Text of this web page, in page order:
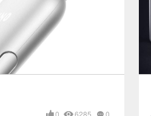
0 6285 0